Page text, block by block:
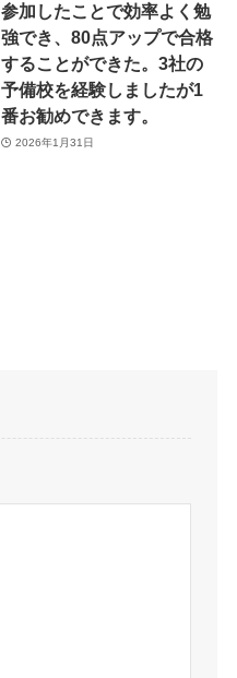
参加したことで効率よく勉
強でき、80点アップで合格
することができた。3社の
予備校を経験しましたが1
番お勧めできます。
2026年1月31日